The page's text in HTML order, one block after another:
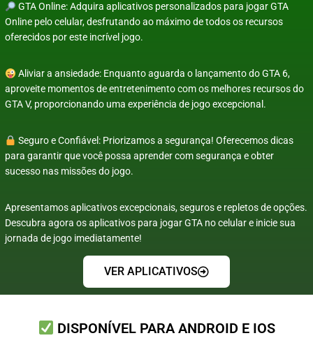
GTA Online: Adquira aplicativos personalizados para jogar GTA
Online pelo celular, desfrutando ao máximo de todos os recursos
oferecidos por este incrível jogo.
Aliviar a ansiedade: Enquanto aguarda o lançamento do GTA 6,
aproveite momentos de entretenimento com os melhores recursos do
GTA V, proporcionando uma experiência de jogo excepcional.
Seguro e Confiável: Priorizamos a segurança! Oferecemos dicas
para garantir que você possa aprender com segurança e obter
sucesso nas missões do jogo.
Apresentamos aplicativos excepcionais, seguros e repletos de opções.
Descubra agora os aplicativos para jogar GTA no celular e inicie sua
jornada de jogo imediatamente!
VER APLICATIVOS
DISPONÍVEL PARA ANDROID E IOS